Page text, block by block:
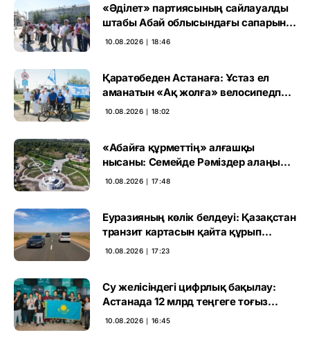
«Әділет» партиясының сайлауалды
штабы Абай облысындағы сапарын
ұлы ақынның ескерткішіне тағзым
10.08.2026 ∣ 18:46
Қаратөбеден Астанаға: Ұстаз ел
аманатын «Ақ жолға» велосипедпен
жеткізді
10.08.2026 ∣ 18:02
«Абайға құрметтің» алғашқы
нысаны: Семейде Рәміздер алаңы
ашылды
10.08.2026 ∣ 17:48
Еуразияның көлік белдеуі: Қазақстан
транзит картасын қайта құрып
жатыр
10.08.2026 ∣ 17:23
Су желісіндегі цифрлық бақылау:
Астанада 12 млрд теңгеге тоғыз
жоба іске асады
10.08.2026 ∣ 16:45